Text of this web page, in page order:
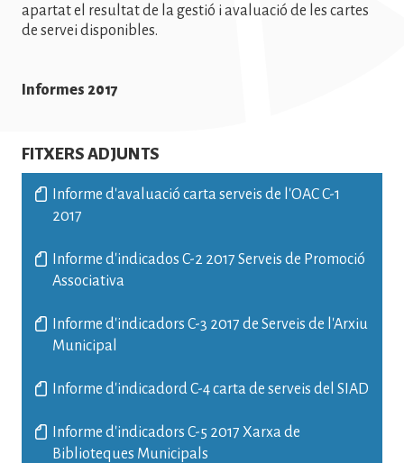
apartat el resultat de la gestió i avaluació de les cartes
de servei disponibles.
Informes 2017
FITXERS ADJUNTS
Informe d'avaluació carta serveis de l'OAC C-1
2017
Informe d'indicados C-2 2017 Serveis de Promoció
Associativa
Informe d'indicadors C-3 2017 de Serveis de l'Arxiu
Municipal
Informe d'indicadord C-4 carta de serveis del SIAD
Informe d'indicadors C-5 2017 Xarxa de
Biblioteques Municipals